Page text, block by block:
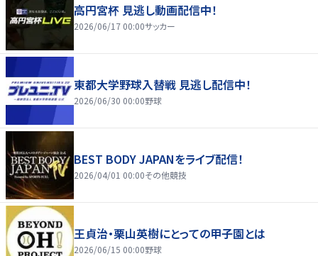
高円宮杯 見逃し動画配信中！
2026/06/17 00:00サッカー
東都大学野球入替戦 見逃し配信中！
2026/06/30 00:00野球
BEST BODY JAPANをライブ配信！
2026/04/01 00:00その他競技
王貞治・栗山英樹にとっての甲子園とは
2026/06/15 00:00野球